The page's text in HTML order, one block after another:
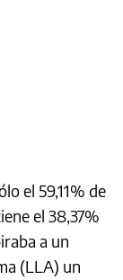
el 59,11% de
el 38,37%
a un
(LLA) un